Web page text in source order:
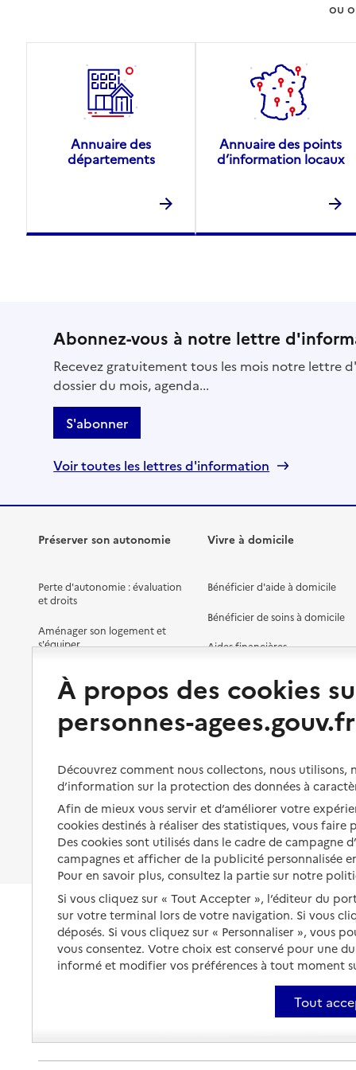
ou
Annuaire des
départements
Annuaire des points
d’information locaux
Abonnez-vous à notre lettre
Recevez gratuitement tous les mois notre lettre
dossier du mois, agenda...
S'abonner
Voir toutes les lettres d'information
Préserver son autonomie
Perte d'autonomie : évaluation
et droits
Aménager son logement et
s'équiper
Préserver son autonomie et sa
santé
Organiser à l'avance sa propre
protection
Les obligations de la famille
À qui s’adresser ?
Les politiques du grand âge
Vivre à domicile
Bénéficier d'aide à domicile
Bénéficier de soins à domicile
Aides financières
Vivre à domicile avec une
Être hospitalisé
Fin de vie à domicile
À propos des cookies
personnes-agees.gouv.fr
Découvrez comment nous collectons, nous
d’information sur la protection des données à
Afin de mieux vous servir et d’améliorer votre
cookies destinés à réaliser des statistiques, vous
Des cookies sont utilisés dans le cadre de
campagnes et afficher de la publicité personnalisée
Pour en savoir plus, consultez la partie sur notre
Si vous cliquez sur « Tout Accepter », l’éditeur du
sur votre terminal lors de votre navigation. Si vous
déposés. Si vous cliquez sur « Personnaliser », vous
vous consentez. Votre choix est conservé pour une
informé et modifier vos préférences à tout moment
Tout